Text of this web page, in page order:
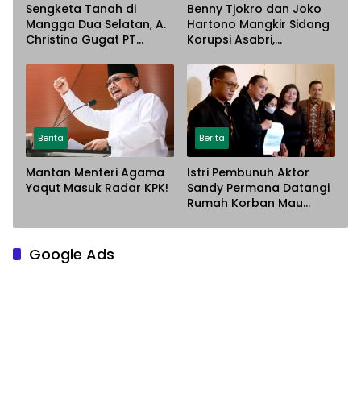
Sengketa Tanah di
Mangga Dua Selatan, A.
Christina Gugat PT
Dugaan Penyerobotan
Lahan
Benny Tjokro dan Joko
Hartono Mangkir Sidang
Korupsi Asabri,
Paksa
Berita
Mantan Menteri Agama
Yaqut Masuk Radar KPK!
Berita
Istri Pembunuh Aktor
Sandy Permana Datangi
Rumah Korban Mau
Google Ads